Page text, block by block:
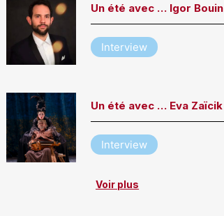
Un été avec … Igor Bouin
Interview
Un été avec … Eva Zaïcik
Interview
Voir plus